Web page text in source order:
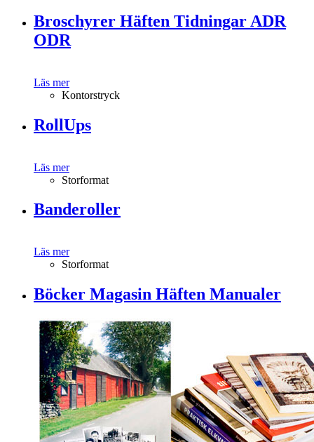
Broschyrer Häften Tidningar ADR
ODR
Läs mer
Kontorstryck
RollUps
Läs mer
Storformat
Banderoller
Läs mer
Storformat
Böcker Magasin Häften Manualer